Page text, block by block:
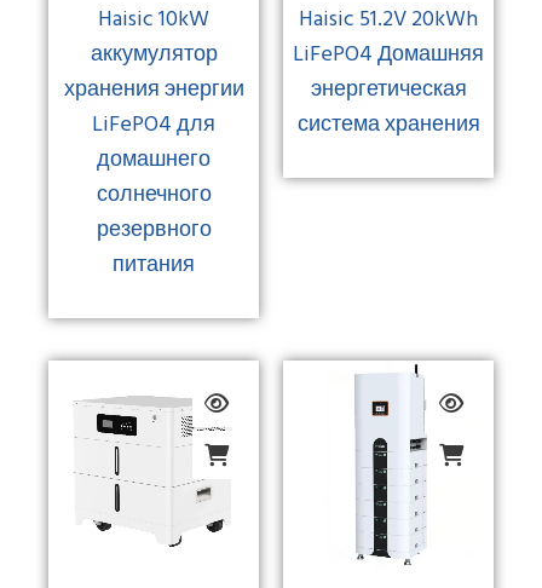
Haisic 10kW
аккумулятор
хранения энергии
LiFePO4 для
домашнего
солнечного
резервного
питания
Haisic 51.2V 20kWh
LiFePO4 Домашняя
энергетическая
система хранения